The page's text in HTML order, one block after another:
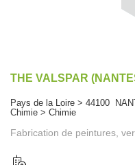
THE VALSPAR
Pays de la Loire > 44100
Chimie > Chimie
Fabrication de peintures,